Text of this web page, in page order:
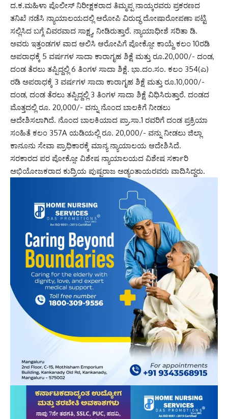
ದ.ಕ.ಮಹಿಳಾ ಪೊಲೀಸ್ ನಿರೀಕ್ಷಕರಾದ ತಿಮ್ಮಪ್ಪ ನಾಯ್ಕರವರು ಪ್ರಕರಣದ
ತನಿಖೆ ನಡೆಸಿ ನ್ಯಾಯಾಲಯದಲ್ಲಿ ಆರೋಪಿ ವಿರುದ್ಧ ದೋಷಾರೋಪಣಾ ಪಟ್ಟಿ
ಸಲ್ಲಿಸಿದ ಬಗ್ಗೆ ವಿವರವಾದ ಸಾಕ್ಷ್ಯ, ನೀಡಿರುತ್ತಾರೆ. ನ್ಯಾಯಾಧೀಶೆ ಸರಿತಾ ಡಿ.
ಅವರು ಇತ್ತಂಡಗಳ ವಾದ ಆಲಿಸಿ ಆರೋಪಿಗೆ ಪೋಕ್ಸೋ ಕಾಯ್ದೆ ಕಲಂ 10ರಡಿ
ಅಪರಾಧಕ್ಕೆ 5 ವರ್ಷಗಳ ಸಾದಾ ಕಾರಾಗೃಹ ಶಿಕ್ಷೆ ಮತ್ತು ರೂ.20,000/- ದಂಡ,
ದಂಡ ತೆರಲು ತಪ್ಪಿದ್ದಲ್ಲಿ 6 ತಿಂಗಳ ಸಾದಾ ಶಿಕ್ಷೆ. ಭಾ.ದಂ.ಸಂ. ಕಲಂ 354(ಎ)
ರಡಿ ಅಪರಾಧಕ್ಕೆ 3 ವರ್ಷಗಳ ಸಾದಾ ಕಾರಾಗೃಹ ಶಿಕ್ಷೆ ಮತ್ತು ರೂ.10,000/-
ದಂಡ, ದಂಡ ತೆರಲು ತಪ್ಪಿದ್ದಲ್ಲಿ 3 ತಿಂಗಳ ಸಾದಾ ಶಿಕ್ಷೆ ವಿಧಿಸಿರುತ್ತಾರೆ. ದಂಡದ
ಮೊತ್ತದಲ್ಲಿ ರೂ. 20,000/- ವನ್ನು ನೊಂದ ಬಾಲಕಿಗೆ ನೀಡಲು
ಆದೇಶಿಸಲಾಗಿದೆ. ನೊಂದ ಬಾಲಕಿಯಾದ ಪ್ರಾ.ಸಾ.1 ರವರಿಗೆ ದಂಡ ಪ್ರಕ್ರಿಯಾ
ಸಂಹಿತೆ ಕಲಂ 357A ಯಡಿಯಲ್ಲಿ ರೂ. 20,000/- ವನ್ನು ನೀಡಲು ಜಿಲ್ಲಾ
ಕಾನೂನು ಸೇವಾ ಪ್ರಾಧಿಕಾರಕ್ಕೆ ಮಾನ್ಯ ನ್ಯಾಯಾಲಯ ಆದೇಶಿಸಿದೆ.
ಸರಕಾರದ ಪರ ಪೋಕ್ಸೋ ವಿಶೇಷ ನ್ಯಾಯಾಲಯದ ವಿಶೇಷ ಸರ್ಕಾರಿ
ಅಭಿಯೋಜಕರಾದ ಕುದ್ರಿಯ ಪುಷ್ಪರಾಜ ಅಡ್ಯಂತಾಯರವರು ವಾದಿಸಿದ್ದರು.